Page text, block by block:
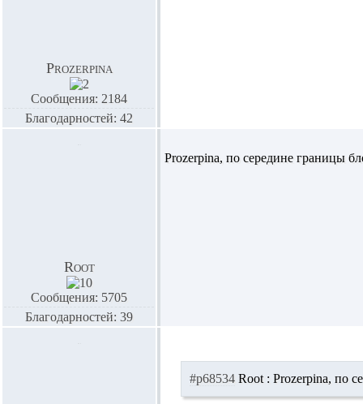
Prozerpina
Сообщения: 2184
Благодарностей: 42
Root
Сообщения: 5705
Благодарностей: 39
Prozerpina, по середине границы
#p68534 Root : Prozerpina, по